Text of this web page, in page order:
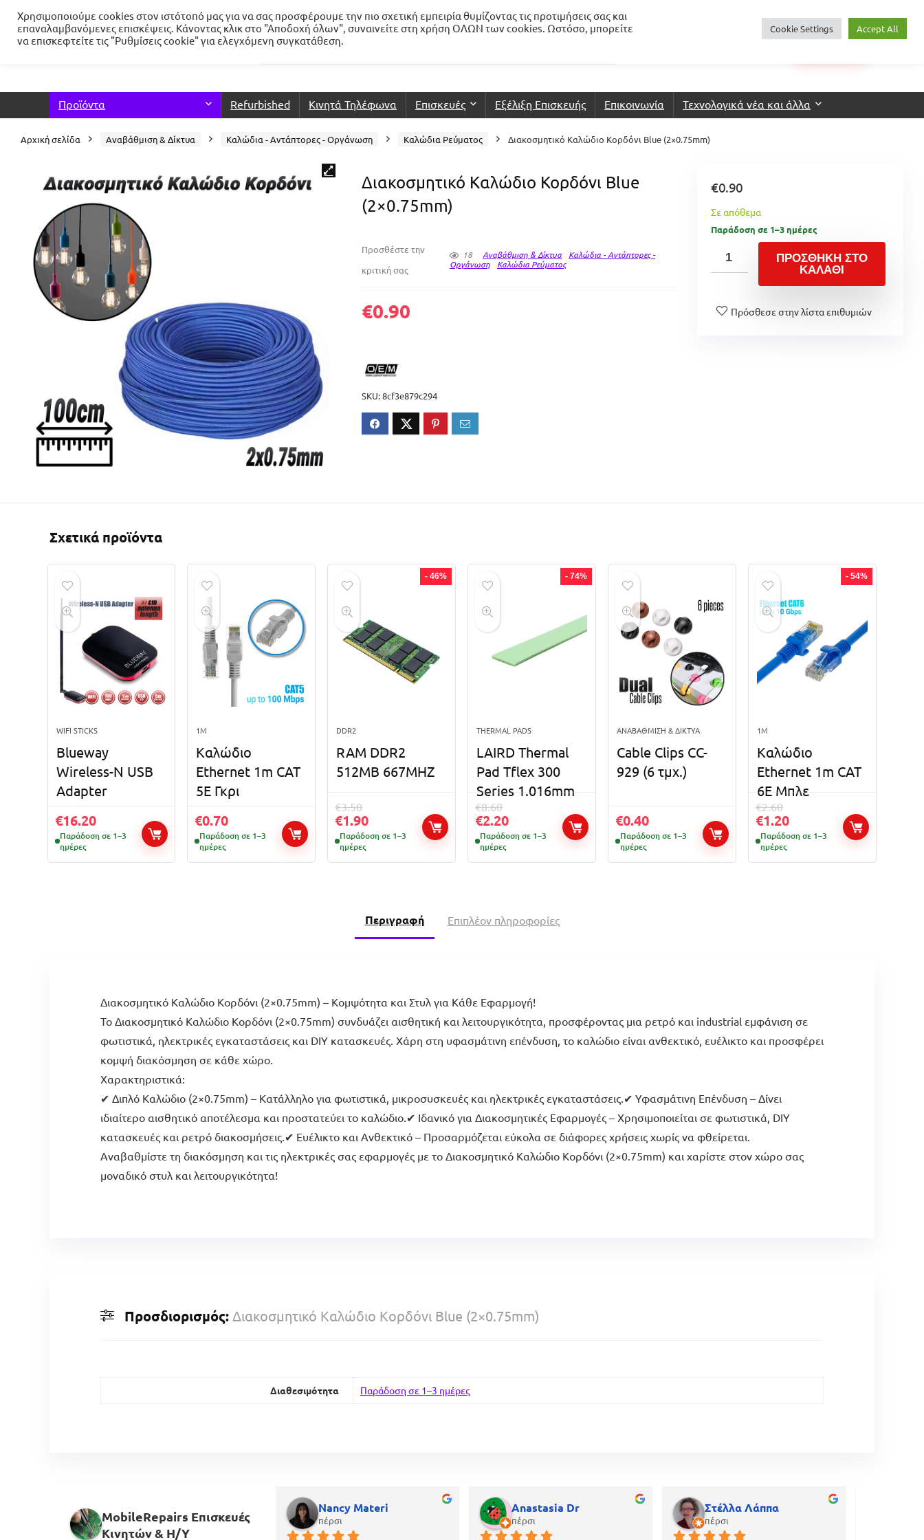
0
Προϊόντα Refurbished Κινητά Τηλέφωνα Επισκευές Εξέλιξη Επισκευής Επικοινωνία Τεχνολογικά νέα και άλλα
Αρχική σελίδα Αναβάθμιση & Δίκτυα Καλώδια - Αντάπτορες - Οργάνωση Καλώδια Ρεύματος Διακοσμητικό Καλώδιο Κορδόνι Blue (2×0.75mm)
Διακοσμητικό Καλώδιο Κορδόνι Blue
(2×0.75mm)
Προσθέστε την
κριτική σας
18 Αναβάθμιση & Δίκτυα
Καλώδια - Αντάπτορες -
Οργάνωση
Καλώδια Ρεύματος
€0.90
SKU:8cf3e879c294
€0.90
Σε απόθεμα
Παράδοση σε 1–3 ημέρες
ΠΡΟΣΘΉΚΗ ΣΤΟ
ΚΑΛΆΘΙ
Πρόσθεσε στην λίστα επιθυμιών
Σχετικά προϊόντα
WIFI STICKS
Blueway
Wireless-N USB
Adapter
€16.20
Παράδοση σε 1–3
ημέρες
1M
Καλώδιο
Ethernet 1m CAT
5E Γκρι
€0.70
Παράδοση σε 1–3
ημέρες
- 46%
DDR2
RAM DDR2
512MB 667MHZ
€3.50
€1.90
Παράδοση σε 1–3
ημέρες
- 74%
THERMAL PADS
LAIRD Thermal
Pad Tflex 300
Series 1.016mm
€8.60
€2.20
Παράδοση σε 1–3
ημέρες
ΑΝΑΒΆΘΜΙΣΗ & ΔΊΚΤΥΑ
Cable Clips CC-
929 (6 τμχ.)
€0.40
Παράδοση σε 1–3
ημέρες
- 54%
1M
Καλώδιο
Ethernet 1m CAT
6E Μπλε
€2.60
€1.20
Παράδοση σε 1–3
ημέρες
Περιγραφή Επιπλέον πληροφορίες
Διακοσμητικό Καλώδιο Κορδόνι (2×0.75mm) – Κομψότητα και Στυλ για Κάθε Εφαρμογή!
Το Διακοσμητικό Καλώδιο Κορδόνι (2×0.75mm) συνδυάζει αισθητική και λειτουργικότητα, προσφέροντας μια ρετρό και industrial εμφάνιση σε
φωτιστικά, ηλεκτρικές εγκαταστάσεις και DIY κατασκευές. Χάρη στη υφασμάτινη επένδυση, το καλώδιο είναι ανθεκτικό, ευέλικτο και προσφέρει
κομψή διακόσμηση σε κάθε χώρο.
Χαρακτηριστικά:
✔ Διπλό Καλώδιο (2×0.75mm) – Κατάλληλο για φωτιστικά, μικροσυσκευές και ηλεκτρικές εγκαταστάσεις.✔ Υφασμάτινη Επένδυση – Δίνει
ιδιαίτερο αισθητικό αποτέλεσμα και προστατεύει το καλώδιο.✔ Ιδανικό για Διακοσμητικές Εφαρμογές – Χρησιμοποιείται σε φωτιστικά, DIY
κατασκευές και ρετρό διακοσμήσεις.✔ Ευέλικτο και Ανθεκτικό – Προσαρμόζεται εύκολα σε διάφορες χρήσεις χωρίς να φθείρεται.
Αναβαθμίστε τη διακόσμηση και τις ηλεκτρικές σας εφαρμογές με το Διακοσμητικό Καλώδιο Κορδόνι (2×0.75mm) και χαρίστε στον χώρο σας
μοναδικό στυλ και λειτουργικότητα!
Προσδιορισμός: Διακοσμητικό Καλώδιο Κορδόνι Blue (2×0.75mm)
Διαθεσιμότητα Παράδοση σε 1–3 ημέρες
MobileRepairs Επισκευές
Κινητών & H/Y
Nancy Materi
πέρσι
Anastasia Dr
πέρσι
Στέλλα Λάππα
πέρσι
Χρησιμοποιούμε cookies στον ιστότοπό μας για να σας προσφέρουμε την πιο σχετική εμπειρία θυμίζοντας τις προτιμήσεις σας και
επαναλαμβανόμενες επισκέψεις. Κάνοντας κλικ στο "Αποδοχή όλων", συναινείτε στη χρήση ΟΛΩΝ των cookies. Ωστόσο, μπορείτε
να επισκεφτείτε τις "Ρυθμίσεις cookie" για ελεγχόμενη συγκατάθεση.
Cookie Settings Accept All